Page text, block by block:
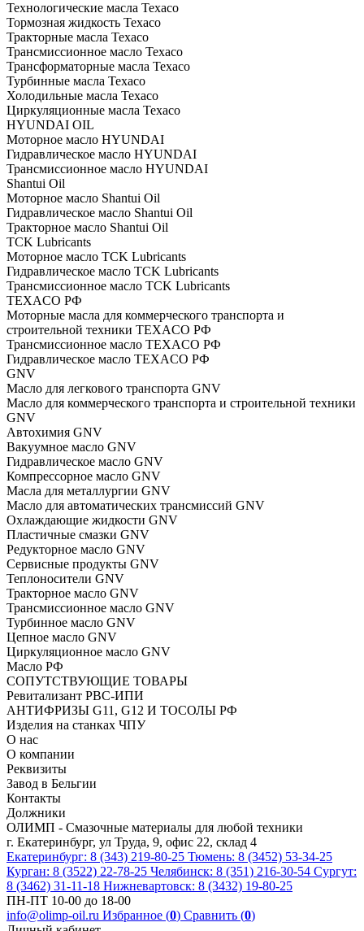
Технологические масла Texaco
Тормозная жидкость Texaco
Тракторные масла Texaco
Трансмиссионное масло Texaco
Трансформаторные масла Texaco
Турбинные масла Texaco
Холодильные масла Texaco
Циркуляционные масла Texaco
HYUNDAI OIL
Моторное масло HYUNDAI
Гидравлическое масло HYUNDAI
Трансмиссионное масло HYUNDAI
Shantui Oil
Моторное масло Shantui Oil
Гидравлическое масло Shantui Oil
Тракторное масло Shantui Oil
TCK Lubricants
Моторное масло TCK Lubricants
Гидравлическое масло TCK Lubricants
Трансмиссионное масло TCK Lubricants
TEXACO РФ
Моторные масла для коммерческого транспорта и
строительной техники TEXACO РФ
Трансмиссионное масло TEXACO РФ
Гидравлическое масло TEXACO РФ
GNV
Масло для легкового транспорта GNV
Масло для коммерческого транспорта и строительной техники
GNV
Автохимия GNV
Вакуумное масло GNV
Гидравлическое масло GNV
Компрессорное масло GNV
Масла для металлургии GNV
Масло для автоматических трансмиссий GNV
Охлаждающие жидкости GNV
Пластичные смазки GNV
Редукторное масло GNV
Сервисные продукты GNV
Теплоносители GNV
Тракторное масло GNV
Трансмиссионное масло GNV
Турбинное масло GNV
Цепное масло GNV
Циркуляционное масло GNV
Масло РФ
СОПУТСТВУЮЩИЕ ТОВАРЫ
Ревитализант РВС-ИПИ
АНТИФРИЗЫ G11, G12 И ТОСОЛЫ РФ
Изделия на станках ЧПУ
О нас
О компании
Реквизиты
Завод в Бельгии
Контакты
Должники
ОЛИМП - Смазочные материалы для любой техники
г. Екатеринбург, ул Труда, 9, офис 22, склад 4
Екатеринбург: 8 (343) 219-80-25 Тюмень: 8 (3452) 53-34-25
Курган: 8 (3522) 22-78-25 Челябинск: 8 (351) 216-30-54 Сургут:
8 (3462) 31-11-18 Нижневартовск: 8 (3432) 19-80-25
ПН-ПТ 10-00 до 18-00
info@olimp-oil.ru Избранное (0) Сравнить (0)